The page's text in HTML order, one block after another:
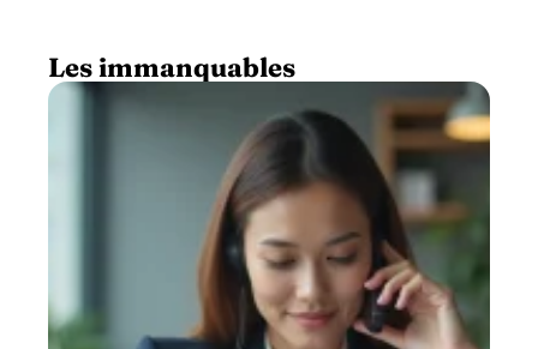
Les immanquables